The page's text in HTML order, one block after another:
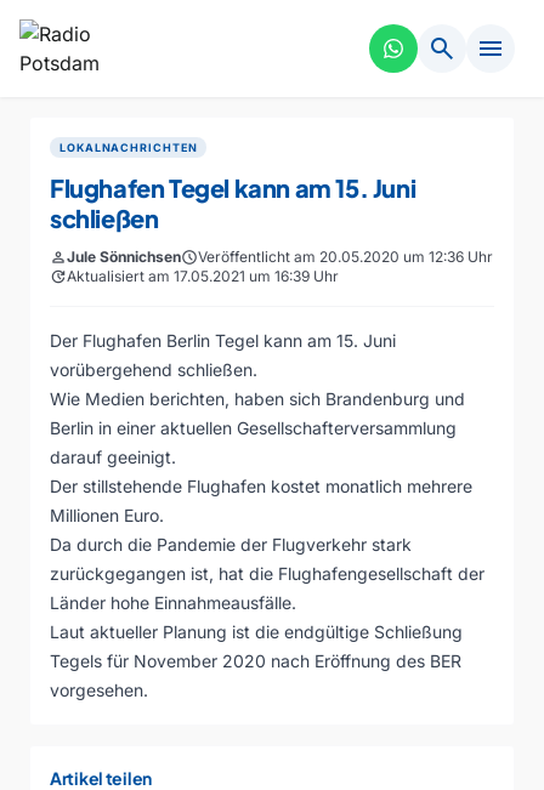
search menu
LOKALNACHRICHTEN
Flughafen Tegel kann am 15. Juni
schließen
personJule SönnichsenscheduleVeröffentlicht am 20.05.2020 um 12:36 Uhr
updateAktualisiert am 17.05.2021 um 16:39 Uhr
Der Flughafen Berlin Tegel kann am 15. Juni
vorübergehend schließen.
Wie Medien berichten, haben sich Brandenburg und
Berlin in einer aktuellen Gesellschafterversammlung
darauf geeinigt.
Der stillstehende Flughafen kostet monatlich mehrere
Millionen Euro.
Da durch die Pandemie der Flugverkehr stark
zurückgegangen ist, hat die Flughafengesellschaft der
Länder hohe Einnahmeausfälle.
Laut aktueller Planung ist die endgültige Schließung
Tegels für November 2020 nach Eröffnung des BER
vorgesehen.
Artikel teilen